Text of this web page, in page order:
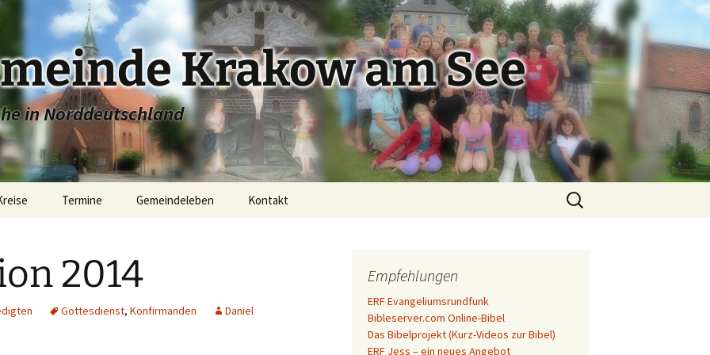
Krakow am See
in Norddeutschland
Dorfkirche Linstow
Dorfkirche Dobbin
Konfirmandenunterricht
Junge Gemeinde
Termine Gemeindeleben Kontakt
Suchen
nach:
2014
Gottesdienst, Konfirmanden
Daniel
Empfehlungen
ERF Evangeliumsrundfunk
Bibleserver.com Online-Bibel
Das Bibelprojekt (Kurz-Videos zur Bibel)
ERF Jess – ein neues Angebot